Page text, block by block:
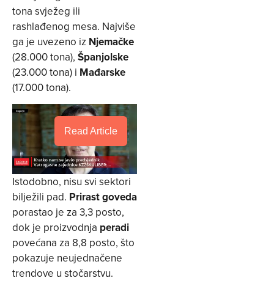
tona svježeg ili
rashlađenog mesa. Najviše
ga je uvezeno iz Njemačke
(28.000 tona), Španjolske
(23.000 tona) i Mađarske
(17.000 tona).
Read Article
Istodobno, nisu svi sektori
bilježili pad. Prirast goveda
porastao je za 3,3 posto,
dok je proizvodnja peradi
povećana za 8,8 posto, što
pokazuje neujednačene
trendove u stočarstvu.